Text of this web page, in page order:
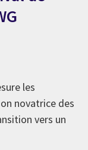
les
novatrice des
vers un